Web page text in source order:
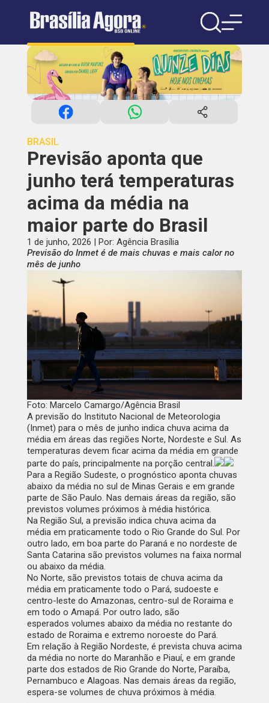
BRASIL
Previsão aponta que
junho terá temperaturas
acima da média na
maior parte do Brasil
1 de junho, 2026 | Por: Agência Brasília
Previsão do Inmet é de mais chuvas e mais calor no
mês de junho
Foto: Marcelo Camargo/Agência Brasil
A previsão do Instituto Nacional de Meteorologia
(Inmet) para o mês de junho indica chuva acima da
média em áreas das regiões Norte, Nordeste e Sul. As
temperaturas devem ficar acima da média em grande
parte do país, principalmente na porção central.
Para a Região Sudeste, o prognóstico aponta chuvas
abaixo da média no sul de Minas Gerais e em grande
parte de São Paulo. Nas demais áreas da região, são
previstos volumes próximos à média histórica.
Na Região Sul, a previsão indica chuva acima da
média em praticamente todo o Rio Grande do Sul. Por
outro lado, em boa parte do Paraná e no nordeste de
Santa Catarina são previstos volumes na faixa normal
ou abaixo da média.
No Norte, são previstos totais de chuva acima da
média em praticamente todo o Pará, sudoeste e
centro-leste do Amazonas, centro-sul de Roraima e
em todo o Amapá. Por outro lado, são
esperados volumes abaixo da média no restante do
estado de Roraima e extremo noroeste do Pará.
Em relação à Região Nordeste, é prevista chuva acima
da média no norte do Maranhão e Piauí, e em grande
parte dos estados de Rio Grande do Norte, Paraíba,
Pernambuco e Alagoas. Nas demais áreas da região,
espera-se volumes de chuva próximos à média.